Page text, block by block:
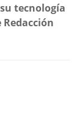
tecnología
Redacción